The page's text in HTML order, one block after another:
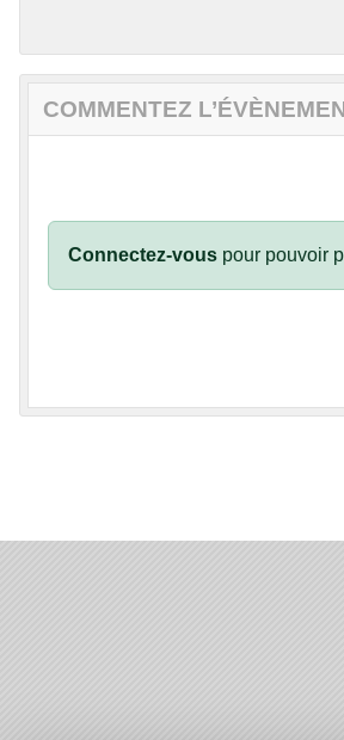
COMMENTEZ
Connectez-vous pour pouvoir